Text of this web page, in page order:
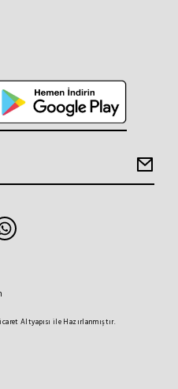
Altyapısı ile Hazırlanmıştır.